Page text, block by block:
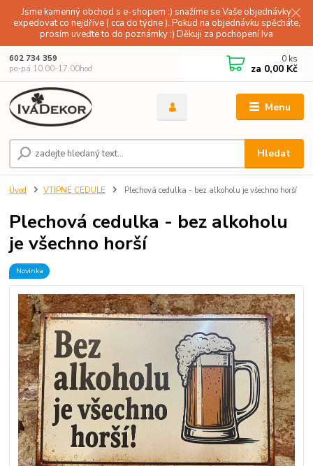
Jsme kamenný obchod s e-shopem :) snažíme se Vaše objednávky
expedovat co nejdříve ( cca do týdne ). Pokud na objednávku spěcháte,
prosím uveďte to do poznámky :) Děkuji za pochopení Iva
Menu
Hledat
602 734 359
po-pá 10.00-17.00hod
0 ks
za 0,00 Kč
Úvod VTIPNÉ CEDULE Plechová cedulka - bez alkoholu je všechno horší
Plechová cedulka - bez alkoholu
je všechno horší
Novinka